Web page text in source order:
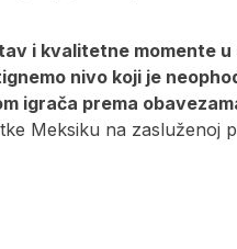
i kvalitetne momente
nivo koji je
igrača prema
Meksiku na zasluženoj